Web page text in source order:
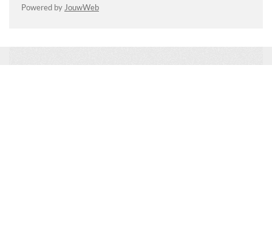
Powered by JouwWeb